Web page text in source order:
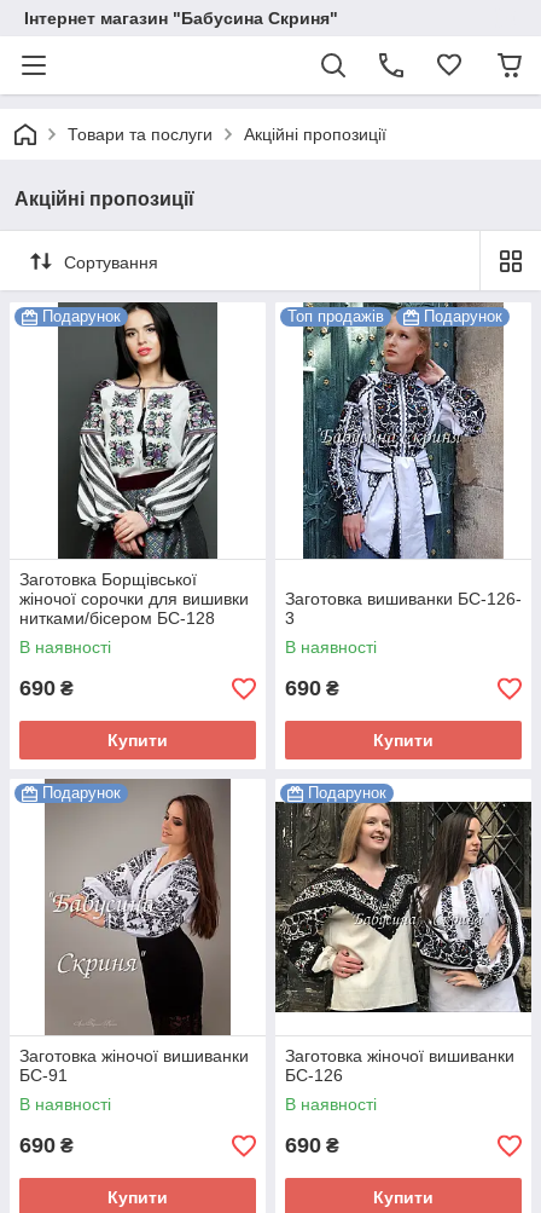
Інтернет магазин "Бабусина Скриня"
Товари та послуги Акційні пропозиції
Акційні пропозиції
Сортування
Подарунок
Заготовка Борщівської
жіночої сорочки для вишивки
нитками/бісером БС-128
В наявності
690 ₴
Купити
Топ продажів Подарунок
Заготовка вишиванки БС-126-
3
В наявності
690 ₴
Купити
Подарунок
Заготовка жіночої вишиванки
БС-91
В наявності
690 ₴
Купити
Подарунок
Заготовка жіночої вишиванки
БС-126
В наявності
690 ₴
Купити